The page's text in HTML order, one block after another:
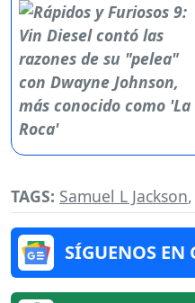
TAGS: Samuel L Jackson,
SÍGUENOS EN